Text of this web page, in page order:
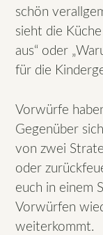
schön
sieht die
aus“ oder
für die
Vorwürfe
Gegenüber
von zwei
oder
euch in einem
Vorwürfen
weiterkommt.